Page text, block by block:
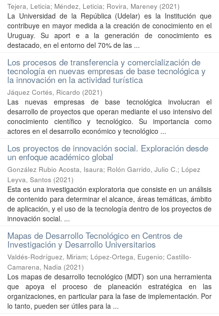
Tejera, Leticia; Méndez, Leticia; Rovira, Mareney (2021)
La Universidad de la República (Udelar) es la Institución que
contribuye en mayor medida a la creación de conocimiento en el
Uruguay. Su aport e a la generación de conocimiento es
destacado, en el entorno del 70% de las ...
Los procesos de transferencia y comercialización de
tecnología en nuevas empresas de base tecnológica y
la innovación en la actividad turística
Jáquez Cortés, Ricardo (2021)
Las nuevas empresas de base tecnológica involucran el
desarrollo de proyectos que operan mediante el uso intensivo del
conocimiento científico y tecnológico. Su importancia como
actores en el desarrollo económico y tecnológico ...
Los proyectos de innovación social. Exploración desde
un enfoque académico global
González Rubio Acosta, Isaura; Rolón Garrido, Julio C.; López
Leyva, Santos (2021)
Esta es una investigación exploratoria que consiste en un análisis
de contenido para determinar el alcance, áreas temáticas, ámbito
de aplicación, y el uso de la tecnología dentro de los proyectos de
innovación social. ...
Mapas de Desarrollo Tecnológico en Centros de
Investigación y Desarrollo Universitarios
Valdés-Rodríguez, Miriam; López-Ortega, Eugenio; Castillo-
Camarena, Nadia (2021)
Los mapas de desarrollo tecnológico (MDT) son una herramienta
que apoya el proceso de planeación estratégica en las
organizaciones, en particular para la fase de implementación. Por
lo tanto, pueden ser útiles para la ...